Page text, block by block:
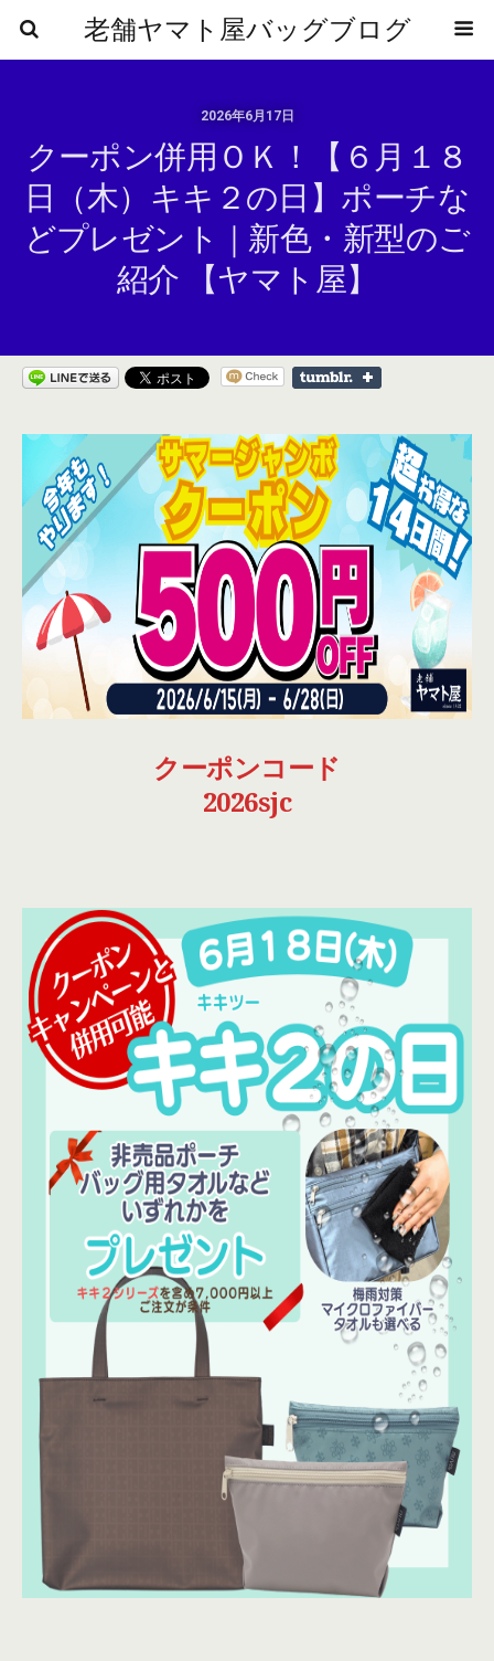
老舗ヤマト屋バッグブログ
2026年6月17日
クーポン併用ＯＫ！【６月１８
日（木）キキ２の日】ポーチな
どプレゼント｜新色・新型のご
紹介 【ヤマト屋】
クーポンコード
2026sjc